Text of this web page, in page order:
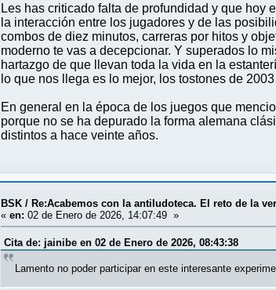
Les has criticado falta de profundidad y que hoy
la interacción entre los jugadores y de las
combos de diez minutos, carreras por hitos y
moderno te vas a decepcionar. Y superados lo
hartazgo de que llevan toda la vida en la
lo que nos llega es lo mejor, los tostones de
En general en la época de los juegos que
porque no se ha depurado la forma alemana
distintos a hace veinte años.
BSK /Re:Acabemos con la antiludoteca. El reto de la
«en: 02 de Enero de 2026, 14:07:49 »
Cita de: jainibe en 02 de Enero de 2026, 08:43:38
Lamento no poder participar en este interesante